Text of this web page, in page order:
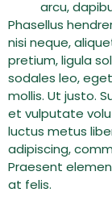
arcu,
Phasellus
nisi neque,
pretium, ligula
sodales leo,
mollis. Ut justo.
et vulputate
luctus metus
adipiscing,
Praesent
at felis.